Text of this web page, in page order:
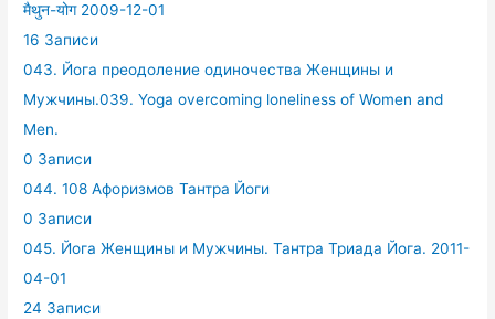
मैथुन-योग 2009-12-01
16 Записи
043. Йога преодоление одиночества Женщины и
Мужчины.039. Yoga overcoming loneliness of Women and
Men.
0 Записи
044. 108 Афоризмов Тантра Йоги
0 Записи
045. Йога Женщины и Мужчины. Тантра Триада Йога. 2011-
04-01
24 Записи